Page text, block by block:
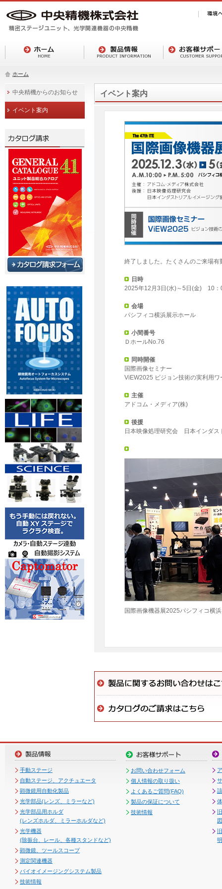
ホーム
イベント案内
終了しました。たくさんのご来場有
日時
2025年12月3日(水)～5日(金) 10：
会場
パシフィコ横浜展示ホール
小間番号
ＤホールNo.76
同時開催
国際画像セミナー
ViEW2025 ビジョン技術の実利用ワ
主催
アドコム・メディア(株)
後援
日本映像処理研究会 日本インダス
国際画像機器展2025パシフィコ横浜
中央精機からのお知らせ
イベント案内
手動ステージ
自動ステージ、アクチュエータ
顕微鏡用自動化製品
光学部品(レンズ、ミラーなど)
光学部品用ホルダ
(レンズホルダ、ミラーホルダなど)
光学機器
(除振台、レール、各種スタンドなど)
顕微鏡、ツールスコープ
測定関連機器
バイオイメージングシステム製品
技術情報
お問い合わせフォーム
個人情報の取り扱い
よくあるご質問(FAQ)
製品の保証について
技術情報